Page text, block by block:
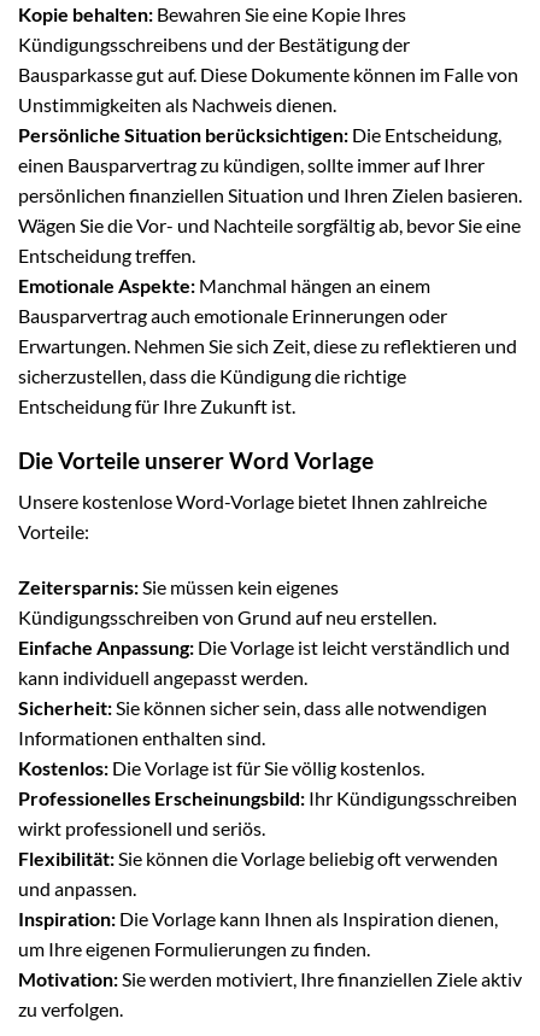
Kopie behalten: Bewahren Sie eine Kopie Ihres
Kündigungsschreibens und der Bestätigung der
Bausparkasse gut auf. Diese Dokumente können im Falle von
Unstimmigkeiten als Nachweis dienen.
Persönliche Situation berücksichtigen: Die Entscheidung,
einen Bausparvertrag zu kündigen, sollte immer auf Ihrer
persönlichen finanziellen Situation und Ihren Zielen basieren.
Wägen Sie die Vor- und Nachteile sorgfältig ab, bevor Sie eine
Entscheidung treffen.
Emotionale Aspekte: Manchmal hängen an einem
Bausparvertrag auch emotionale Erinnerungen oder
Erwartungen. Nehmen Sie sich Zeit, diese zu reflektieren und
sicherzustellen, dass die Kündigung die richtige
Entscheidung für Ihre Zukunft ist.
Die Vorteile unserer Word Vorlage
Unsere kostenlose Word-Vorlage bietet Ihnen zahlreiche
Vorteile:
Zeitersparnis:Sie müssen kein eigenes
Kündigungsschreiben von Grund auf neu erstellen.
Einfache Anpassung: Die Vorlage ist leicht verständlich und
kann individuell angepasst werden.
Sicherheit:Sie können sicher sein, dass alle notwendigen
Informationen enthalten sind.
Kostenlos: Die Vorlage ist für Sie völlig kostenlos.
Professionelles Erscheinungsbild: Ihr Kündigungsschreiben
wirkt professionell und seriös.
Flexibilität:Sie können die Vorlage beliebig oft verwenden
und anpassen.
Inspiration: Die Vorlage kann Ihnen als Inspiration dienen,
um Ihre eigenen Formulierungen zu finden.
Motivation:Sie werden motiviert, Ihre finanziellen Ziele aktiv
zu verfolgen.